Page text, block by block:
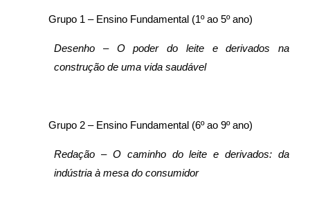
Grupo 1 – Ensino Fundamental (1º ao 5º ano)
Desenho – O poder do leite e derivados na
construção de uma vida saudável
Grupo 2 – Ensino Fundamental (6º ao 9º ano)
Redação – O caminho do leite e derivados: da
indústria à mesa do consumidor